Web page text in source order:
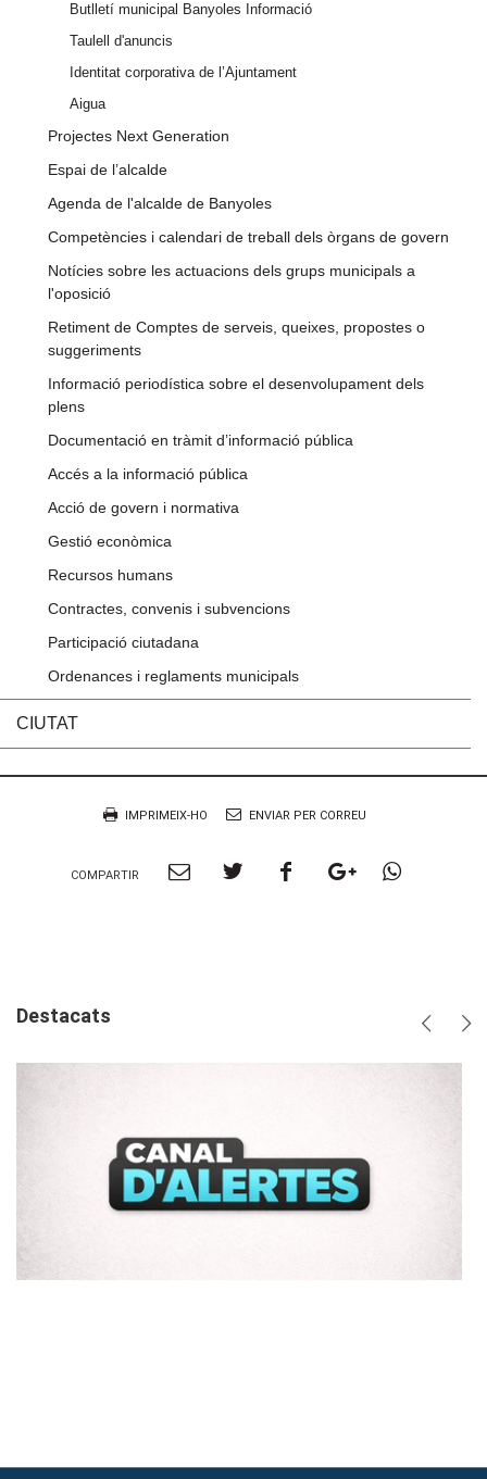
Butlletí municipal Banyoles Informació
Taulell d'anuncis
Identitat corporativa de l’Ajuntament
Aigua
Projectes Next Generation
Espai de l’alcalde
Agenda de l'alcalde de Banyoles
Competències i calendari de treball dels òrgans de govern
Notícies sobre les actuacions dels grups municipals a
l'oposició
Retiment de Comptes de serveis, queixes, propostes o
suggeriments
Informació periodística sobre el desenvolupament dels
plens
Documentació en tràmit d’informació pública
Accés a la informació pública
Acció de govern i normativa
Gestió econòmica
Recursos humans
Contractes, convenis i subvencions
Participació ciutadana
Ordenances i reglaments municipals
CIUTAT
Document
IMPRIMEIX-HO ENVIAR PER CORREU
COMPARTIR
CompartirCompartirCompartirCompartir
Destacats